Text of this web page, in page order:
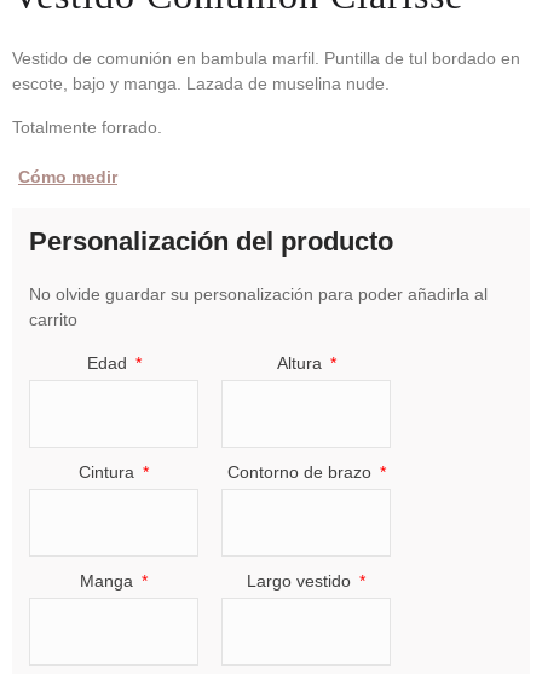
Vestido de comunión en bambula marfil. Puntilla de tul bordado en
escote, bajo y manga. Lazada de muselina nude.
Totalmente forrado.
Cómo medir
Personalización del producto
No olvide guardar su personalización para poder añadirla al
carrito
Edad Altura
Cintura Contorno de brazo
Manga Largo vestido